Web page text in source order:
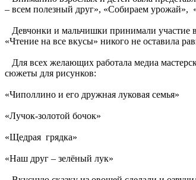
– всем полезный друг», «Собираем урожай»,
Девчонки и мальчишки принимали участие
«Чтение на все вкусы» никого не оставила
Для всех желающих работала медиа
сюжеты для рисунков:
«Чиполлино и его дружная луковая семья»
«Лучок-золотой бочок»
«Щедрая грядка»
«Наш друг – зелёный лук»